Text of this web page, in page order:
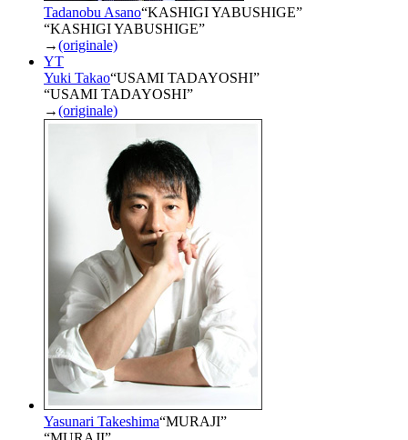
Tadanobu Asano“KASHIGI YABUSHIGE”
“KASHIGI YABUSHIGE”
→(originale)
YT
Yuki Takao“USAMI TADAYOSHI”
“USAMI TADAYOSHI”
→(originale)
Yasunari Takeshima“MURAJI”